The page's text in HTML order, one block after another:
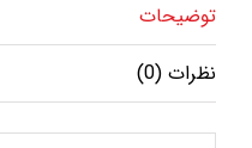
توضیحات
نظرات (0)